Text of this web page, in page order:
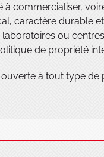
à commercialiser,
caractère durable
ou
de propriété
à tout type